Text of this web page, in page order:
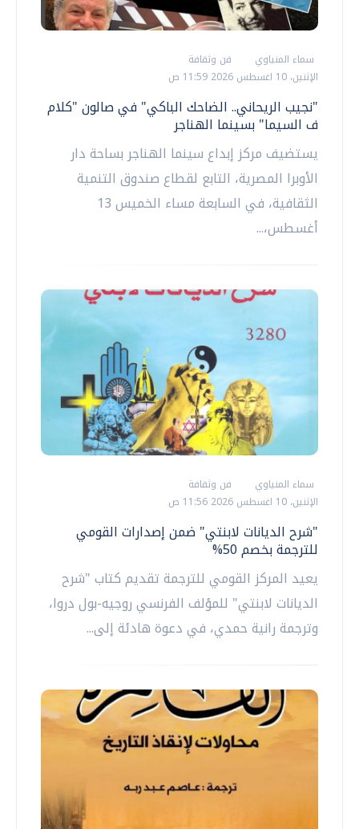
سماء المنياوي
فن وثقافة
الإثنين، 10 اغسطس 2026 11:59 ص
"نجيب الريحاني.. الضاحك الباكي" في صالون "كلام
ف السيما" بسينما الهناجر
يستضيف مركز إبداع سينما الهناجر بساحة دار
الأوبرا المصرية، التابع لقطاع صندوق التنمية
الثقافية، في السابعة مساء الخميس 13
أغسطس،...
سماء المنياوي
فن وثقافة
الإثنين، 10 اغسطس 2026 11:56 ص
"شرح الديانات لابنتي" ضمن إصدارات القومي
للترجمة بخصم 50%
يعيد المركز القومي للترجمة تقديم كتاب "شرح
الديانات لابنتي" للمؤلف الفرنسي روجيه-بول دروا،
وترجمة رانية حمدي، في دعوة هادئة إلى...